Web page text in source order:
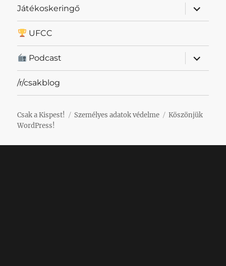
Játékoskeringő
almenü
UFCC
Podcast
almenü
/r/csakblog
Csak a Kispest! Személyes adatok védelme
Köszönjük
WordPress!